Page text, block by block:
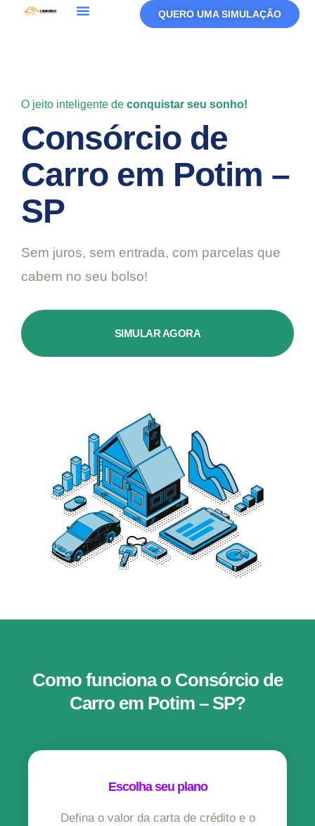
QUERO UMA SIMULAÇÃO
O jeito inteligente de conquistar seu sonho!
Consórcio de
Carro em Potim –
SP
Sem juros, sem entrada, com parcelas que
cabem no seu bolso!
SIMULAR AGORA
Como funciona o Consórcio de
Carro em Potim – SP?
Escolha seu plano
Defina o valor da carta de crédito e o